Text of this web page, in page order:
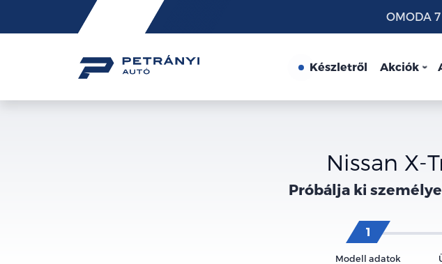
Friss
hírek
OMODA
Készletről Akciók
Nissan X-
Próbálja ki
Modell adatok